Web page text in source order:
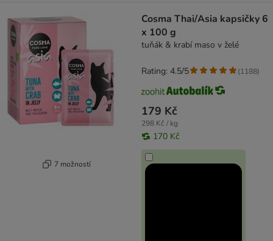
7 možností
Cosma Thai/Asia kapsičky 6
x 100 g
tuňák & krabí maso v želé
179 Kč
298 Kč / kg
170 Kč
Rating: 4.5/5 (1188)